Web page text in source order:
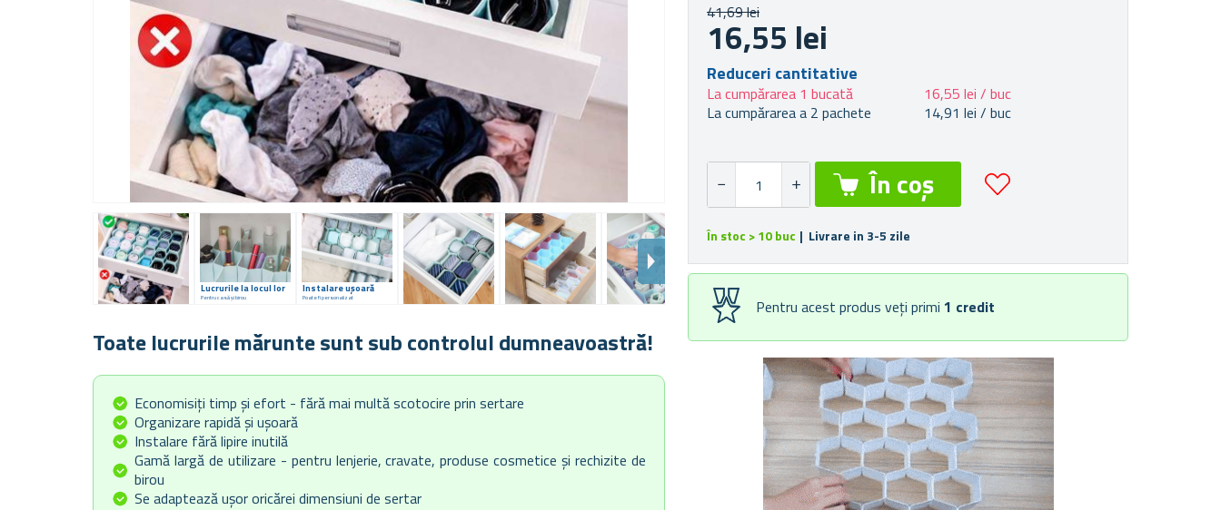
Lucrurile la locul lor
Pentru casă și birou
Instalare ușoară
Poate fi personalizat
41,69 lei
16,55 lei
Reduceri cantitative
La cumpărarea 1 bucată
16,55 lei / buc
La cumpărarea a 2 pachete
14,91 lei / buc
În stoc > 10 buc | Livrare in 3-5 zile
Pentru acest produs veți primi 1 credit
Toate lucrurile mărunte sunt sub controlul dumneavoastră!
Economisiți timp și efort - fără mai multă scotocire prin sertare
Organizare rapidă și ușoară
Instalare fără lipire inutilă
Gamă largă de utilizare - pentru lenjerie, cravate, produse cosmetice și rechizite de
birou
Se adaptează ușor oricărei dimensiuni de sertar